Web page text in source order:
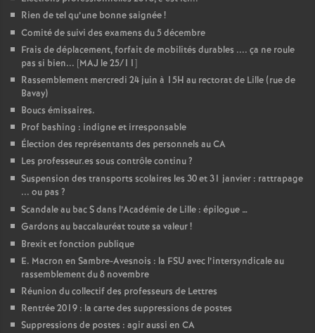
d
e
r
é
O
r
Rien de tel qu’une bonne saignée!
Comité de suivi des examens du 5 décembre
Frais de déplacement, forfait de mobilités durables .... ça ne roule
pas si bien... [MAJ le 25/11]
Rassemblement mercredi 24 juin à 15H au rectorat de Lille (rue de
Bavay)
Boucs émissaires.
Prof bashing : indigne et irresponsable
Élection des représentants des personnels au CA
Les professeur.es sous contrôle continu?
Suspension des transports scolaires les 30 et 31 janvier : rattrapage
... ou pas ?
Scandale au bac S dans l’Académie de Lille : épilogue …
Gardons au baccalauréat toute sa valeur!
Brexit et fonction publique
E. Macron en Sambre-Avesnois : la FSU avec l’intersyndicale au
rassemblement du 8 novembre
Réunion du collectif des professeurs de Lettres
Rentrée 2019 : la carte des suppressions de postes
Suppressions de postes : agir aussi en CA